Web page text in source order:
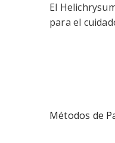
El
para el
Métodos de